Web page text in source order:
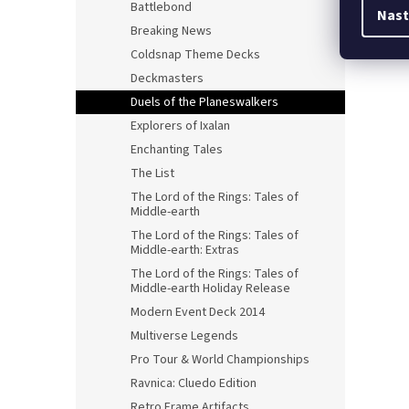
Battlebond
Breaking News
Coldsnap Theme Decks
Deckmasters
Duels of the Planeswalkers
Explorers of Ixalan
Enchanting Tales
The List
The Lord of the Rings: Tales of
Middle-earth
The Lord of the Rings: Tales of
Middle-earth: Extras
The Lord of the Rings: Tales of
Middle-earth Holiday Release
Modern Event Deck 2014
Multiverse Legends
Pro Tour & World Championships
Ravnica: Cluedo Edition